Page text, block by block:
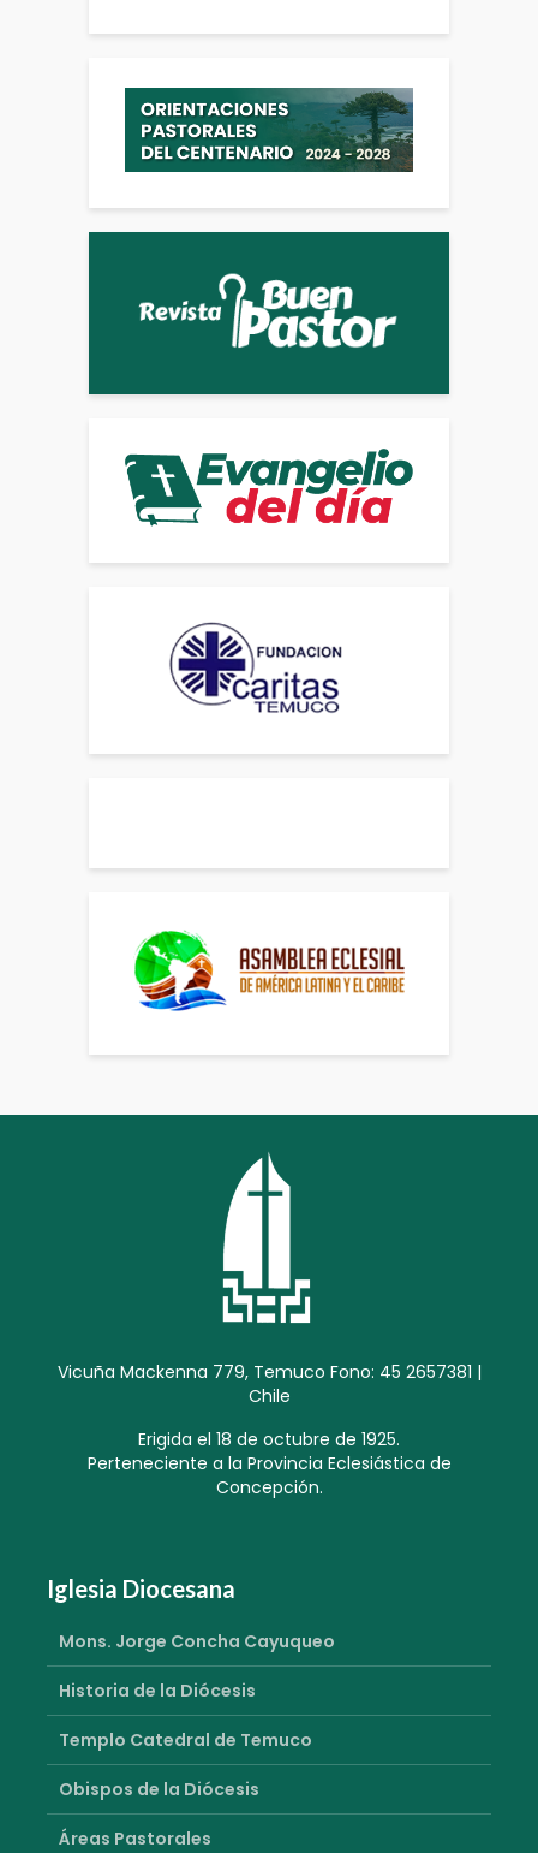
Vicuña Mackenna 779, Temuco Fono: 45 2657381 |
Chile
Erigida el 18 de octubre de 1925.
Perteneciente a la Provincia Eclesiástica de
Concepción.
Iglesia Diocesana
Mons. Jorge Concha Cayuqueo
Historia de la Diócesis
Templo Catedral de Temuco
Obispos de la Diócesis
Áreas Pastorales